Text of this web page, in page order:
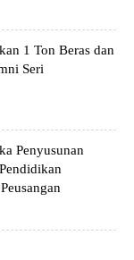
1 Ton Beras dan
Seri
Penyusunan